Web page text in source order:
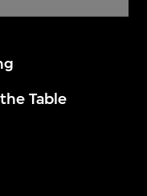
Table
一世纪视觉